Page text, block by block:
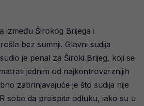
između Širokog Brijega i
bez sumnji. Glavni sudija
je penal za Široki Brijeg, koji se
jednim od najkontroverznijih
zabrinjavajuće je što sudija nije
sobe da preispita odluku, iako su u